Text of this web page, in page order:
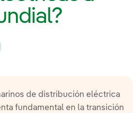
de distribución eléctrica
fundamental en la transición